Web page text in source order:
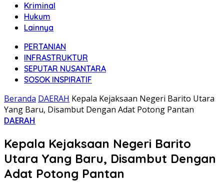
Kriminal
Hukum
Lainnya
PERTANIAN
INFRASTRUKTUR
SEPUTAR NUSANTARA
SOSOK INSPIRATIF
Beranda DAERAH Kepala Kejaksaan Negeri Barito Utara
Yang Baru, Disambut Dengan Adat Potong Pantan
DAERAH
Kepala Kejaksaan Negeri Barito
Utara Yang Baru, Disambut Dengan
Adat Potong Pantan